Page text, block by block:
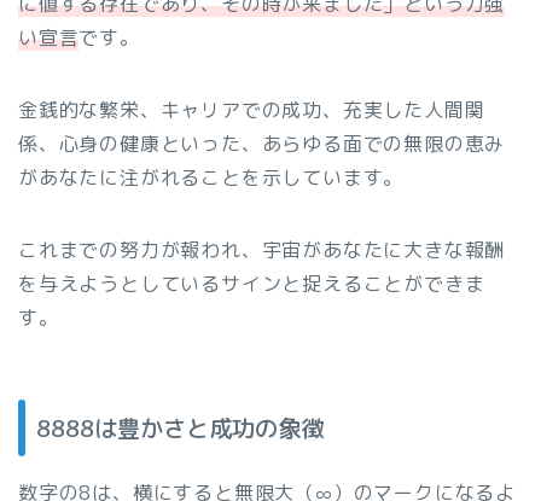
い宣言です。
金銭的な繁栄、キャリアでの成功、充実した人間関
係、心身の健康といった、あらゆる面での無限の恵み
があなたに注がれることを示しています。
これまでの努力が報われ、宇宙があなたに大きな報酬
を与えようとしているサインと捉えることができま
す。
8888は豊かさと成功の象徴
数字の8は、横にすると無限大（∞）のマークになるよ